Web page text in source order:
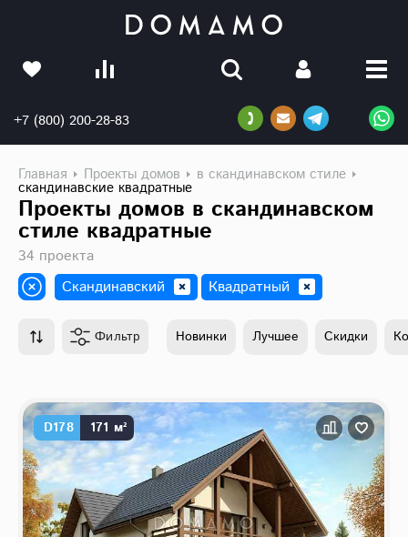
+7 (800) 200-28-83
Главная Проекты домов в скандинавском стиле
скандинавские квадратные
Проекты домов в скандинавском
стиле квадратные
34 проекта
Скандинавский
Квадратный
Фильтр Новинки Лучшее Скидки
D178 171 м²